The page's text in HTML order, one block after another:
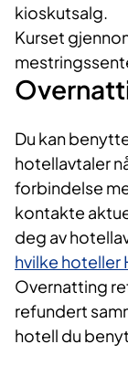
kioskutsalg.
Kurset
Du kan
hotellavtaler
forbindelse
kontakte
deg av
hvilke hoteller
Overnatting
refundert
hotell du